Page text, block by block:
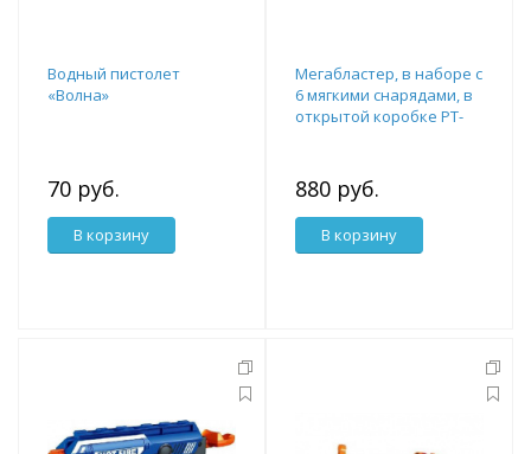
Водный пистолет
«Волна»
70 руб.
В корзину
Мегабластер, в наборе с
6 мягкими снарядами, в
открытой коробке PT-
880 руб.
В корзину